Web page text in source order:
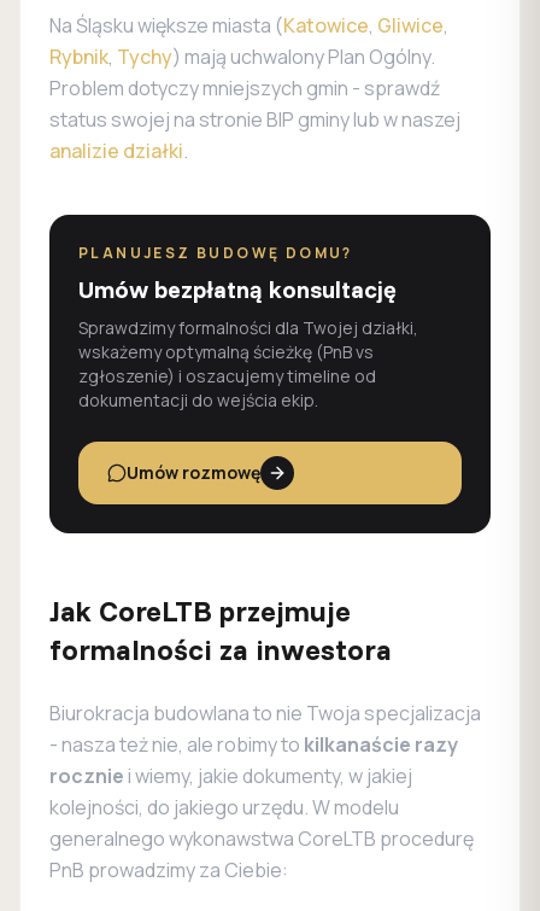
Na Śląsku większe miasta (Katowice, Gliwice,
Rybnik, Tychy) mają uchwalony Plan Ogólny.
Problem dotyczy mniejszych gmin - sprawdź
status swojej na stronie BIP gminy lub w naszej
analizie działki.
PLANUJESZ BUDOWĘ DOMU?
Umów bezpłatną konsultację
Sprawdzimy formalności dla Twojej działki,
wskażemy optymalną ścieżkę (PnB vs
zgłoszenie) i oszacujemy timeline od
dokumentacji do wejścia ekip.
Umów rozmowę
Jak CoreLTB przejmuje
formalności za inwestora
Biurokracja budowlana to nie Twoja specjalizacja
- nasza też nie, ale robimy to kilkanaście razy
rocznie i wiemy, jakie dokumenty, w jakiej
kolejności, do jakiego urzędu. W modelu
generalnego wykonawstwa CoreLTB procedurę
PnB prowadzimy za Ciebie: